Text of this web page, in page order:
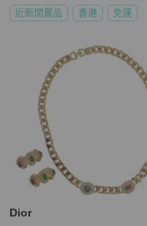
近新閒置品 香港 免運
Dior